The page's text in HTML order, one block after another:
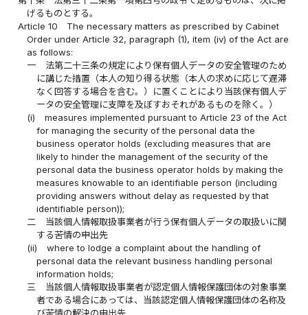
げるものとする。
Article 10
The necessary matters as prescribed by Cabinet
Order under Article 32, paragraph (1), item (iv) of the Act are
as follows:
一
法第二十三条の規定により保有個人データの安全管理のため
に講じた措置（本人の知り得る状態（本人の求めに応じて遅滞
なく回答する場合を含む。）に置くことにより当該保有個人デ
ータの安全管理に支障を及ぼすおそれがあるものを除く。）
(i)
measures implemented pursuant to Article 23 of the Act
for managing the security of the personal data the
business operator holds (excluding measures that are
likely to hinder the management of the security of the
personal data the business operator holds by making the
measures knowable to an identifiable person (including
providing answers without delay as requested by that
identifiable person));
二
当該個人情報取扱事業者が行う保有個人データの取扱いに関
する苦情の申出先
(ii)
where to lodge a complaint about the handling of
personal data the relevant business handling personal
information holds;
三
当該個人情報取扱事業者が認定個人情報保護団体の対象事業
者である場合にあっては、当該認定個人情報保護団体の名称及